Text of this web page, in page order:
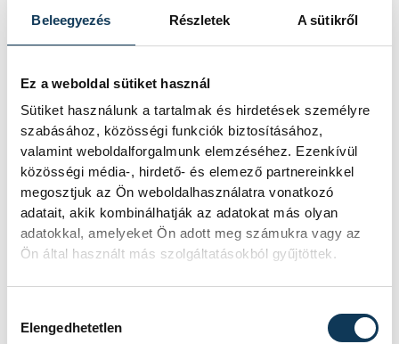
Beleegyezés Részletek A sütikről
Ez a weboldal sütiket használ
Sütiket használunk a tartalmak és hirdetések személyre
szabásához, közösségi funkciók biztosításához,
valamint weboldalforgalmunk elemzéséhez. Ezenkívül
közösségi média-, hirdető- és elemező partnereinkkel
megosztjuk az Ön weboldalhasználatra vonatkozó
adatait, akik kombinálhatják az adatokat más olyan
adatokkal, amelyeket Ön adott meg számukra vagy az
Ön által használt más szolgáltatásokból gyűjtöttek.
Elengedhetetlen
a Veszprém Vármegyei Kereskedelmi és
telített lenne és ne lenne szükség fiatal,
agilis szakemberekre.
Felidézte, hogy amíg régebben a tizenéves
fiatalok akár nyári munka keretében
belekóstolhattak egy-egy szakma
gyakorlati részébe is, ma már nem igen
van meg az a lehetőség, hogy a kétkezi
munkával a való életben is találkozzanak
ilyen fiatalon. Ezért is helyezték fókuszba a